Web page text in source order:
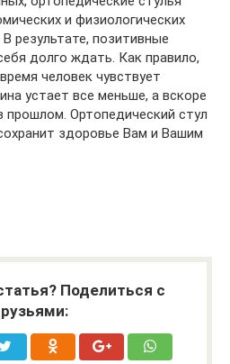
и физиологических
результате, позитивные
долго ждать. Как правило,
человек чувствует
устает все меньше, а вскоре
прошлом. Ортопедический стул
здоровье Вам и Вашим
Поделиться с